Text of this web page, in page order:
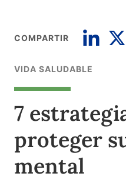
COMPARTIR
VIDA SALUDABLE
7
proteger
mental